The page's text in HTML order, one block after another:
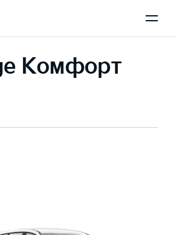
Комфорт